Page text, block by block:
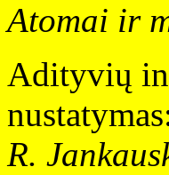
Atomai ir
Adityvių
R.